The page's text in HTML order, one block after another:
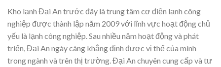
Kho lạnh Đại An trước đây là trung tâm cơ điện lạnh công
nghiệp được thành lập năm 2009 với lĩnh vực hoạt động chủ
yếu là lạnh công nghiệp. Sau nhiều năm hoạt động và phát
triển, Đại An ngày càng khẳng định được vị thế của mình
trong ngành và trên thị trường. Đại An chuyên cung cấp và tư